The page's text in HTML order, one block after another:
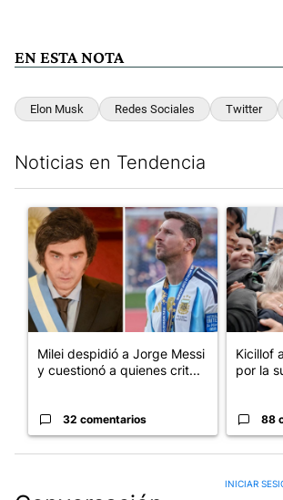
EN ESTA NOTA
Elon Musk Redes Sociales Twitter
Noticias en Tendencia
Un artículo de tendencia con el título
Milei despidió a Jorge Messi
y cuestionó a quienes crit...
32 comentarios
Un
Kicillof
por la
88
INICIAR